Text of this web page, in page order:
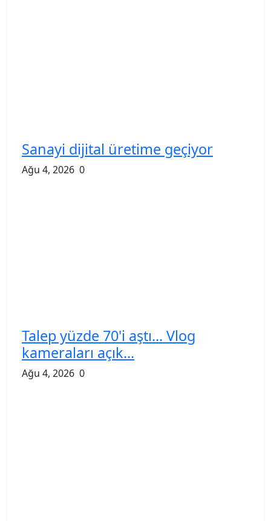
Sanayi dijital üretime geçiyor
Ağu 4, 2026 0
Talep yüzde 70'i aştı... Vlog
kameraları açık...
Ağu 4, 2026 0